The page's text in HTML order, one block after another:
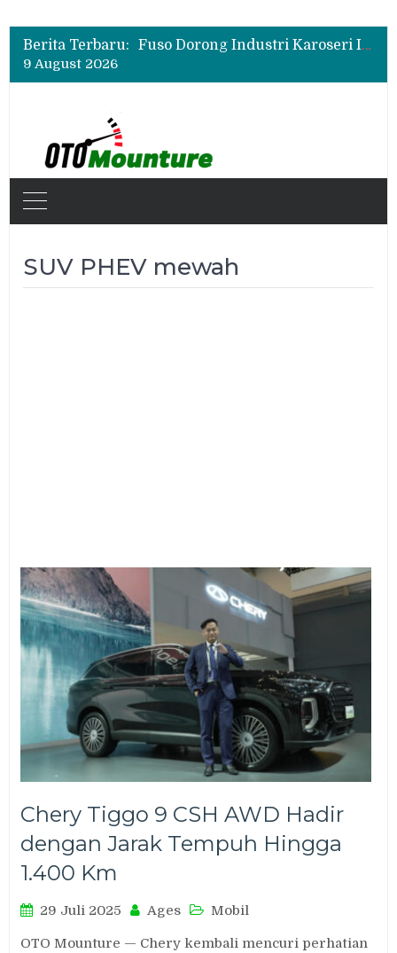
Berita Terbaru:
Insentif Mobil Listrik 2026 Tak Berlaku untuk Hybrid? Ini Penjelasan Pemerintah
Fuso Dorong Industri Karoseri Indonesia Naik Kelas Lewat Program Sertifikasi
Insentif Mobil Listrik 2026 Tak Berlaku untuk Hybrid? Ini Penjelasan Pemerintah
9 August 2026
SUV PHEV mewah
Chery Tiggo 9 CSH AWD Hadir
dengan Jarak Tempuh Hingga
1.400 Km
29 Juli 2025 Ages Mobil
OTO Mounture — Chery kembali mencuri perhatian